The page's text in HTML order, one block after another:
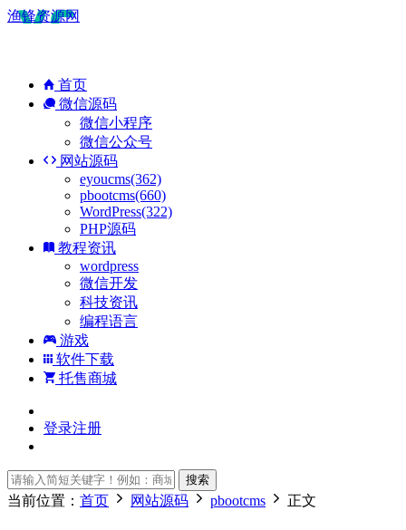
渔锋资源网
首页
微信源码
微信小程序
微信公众号
网站源码
eyoucms(362)
pbootcms(660)
WordPress(322)
PHP源码
教程资讯
wordpress
微信开发
科技资讯
编程语言
游戏
软件下载
托售商城
登录注册
搜索
当前位置： 首页 网站源码 pbootcms 正文